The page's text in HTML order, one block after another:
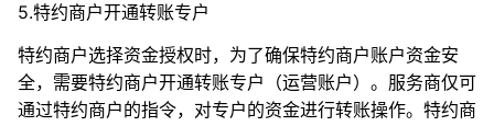
5.特约商户开通转账专户
特约商户选择资金授权时，为了确保特约商户账户资金安
全，需要特约商户开通转账专户（运营账户）。服务商仅可
通过特约商户的指令，对专户的资金进行转账操作。特约商